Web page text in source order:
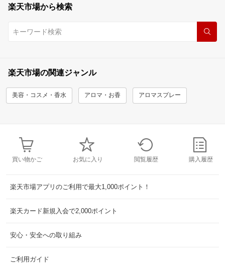
楽天市場から検索
楽天市場の関連ジャンル
美容・コスメ・香水 アロマ・お香 アロマスプレー
買い物かご お気に入り 閲覧履歴 購入履歴
楽天市場アプリのご利用で最大1,000ポイント！
楽天カード新規入会で2,000ポイント
安心・安全への取り組み
ご利用ガイド